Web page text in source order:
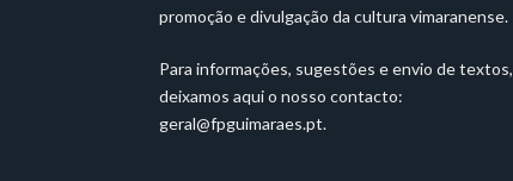
promoção e divulgação da cultura vimaranense.
Para informações, sugestões e envio de textos,
deixamos aqui o nosso contacto:
geral@fpguimaraes.pt.